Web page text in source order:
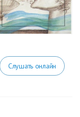
Слушать онлайн